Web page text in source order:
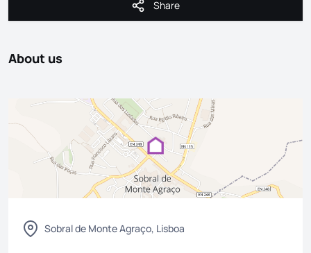
Share
Share
About us
Sobral de Monte Agraço, Lisboa